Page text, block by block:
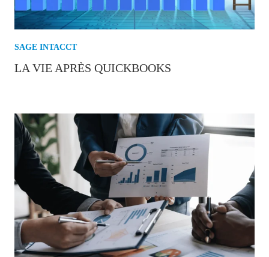
SAGE INTACCT
LA VIE APRÈS QUICKBOOKS